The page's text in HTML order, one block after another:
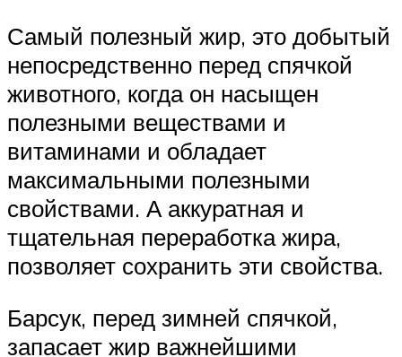
Самый полезный жир, это добытый
непосредственно перед спячкой
животного, когда он насыщен
полезными веществами и
витаминами и обладает
максимальными полезными
свойствами. А аккуратная и
тщательная переработка жира,
позволяет сохранить эти свойства.
Барсук, перед зимней спячкой,
запасает жир важнейшими